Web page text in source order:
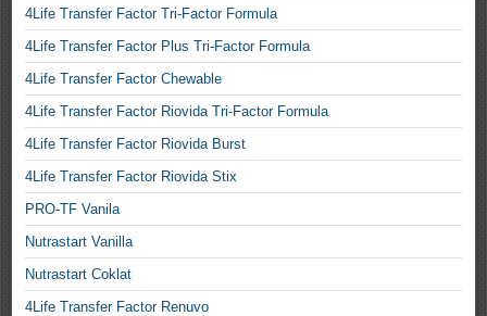
4Life Transfer Factor Tri-Factor Formula
4Life Transfer Factor Plus Tri-Factor Formula
4Life Transfer Factor Chewable
4Life Transfer Factor Riovida Tri-Factor Formula
4Life Transfer Factor Riovida Burst
4Life Transfer Factor Riovida Stix
PRO-TF Vanila
Nutrastart Vanilla
Nutrastart Coklat
4Life Transfer Factor Renuvo